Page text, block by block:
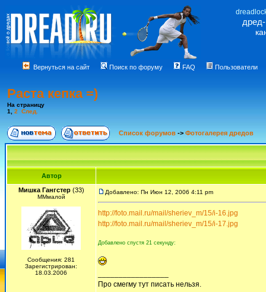
Вернуться на сайт Поиск по форуму FAQ Пользователи
Раста кепка =)
На страницу
1
2 След.
Список форумов -> Фотогалерея дредов
Автор
Мишка Гангстер(33)
ММмалой
Сообщения: 281
Зарегистрирован:
18.03.2006
Добавлено: Пн Июн 12, 2006 4:11 pm
http://foto.mail.ru/mail/sheriev_m/15/i-16.jpg
http://foto.mail.ru/mail/sheriev_m/15/i-17.jpg
Добавлено спустя 21 секунду:
Про смегму тут писать нельзя.